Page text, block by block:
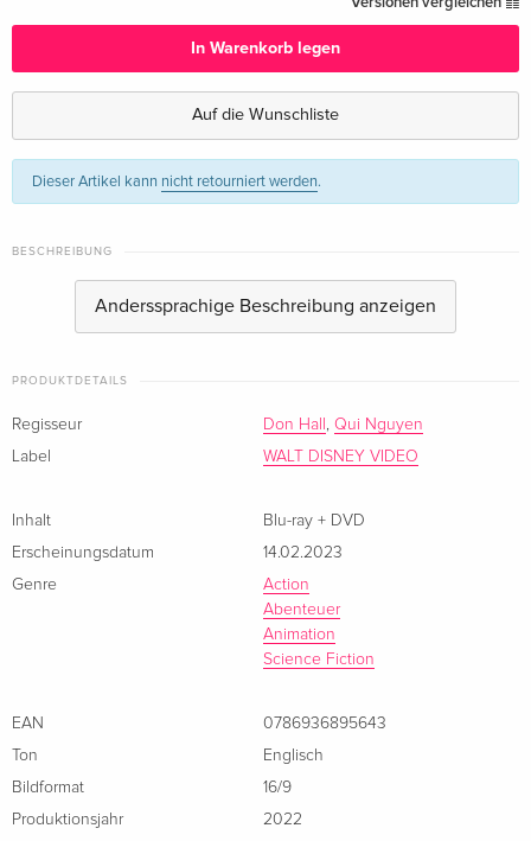
Standard Edition
Englisch · UK Version
CHF 17.50
Blu-ray + DVD — (ausgewählt)
Französisch
Italienisch
Italienisch
In Warenkorb legen
Auf die Wunschliste
Dieser Artikel kann nicht retourniert werden.
BESCHREIBUNG
Anderssprachige Beschreibung anzeigen
PRODUKTDETAILS
Regisseur Don Hall , Qui Nguyen
Label
WALT DISNEY VIDEO
Inhalt
Blu-ray + DVD
Erscheinungsdatum
14.02.2023
Genre
Action
Abenteuer
Animation
Science Fiction
EAN
0786936895643
Ton
Englisch
Bildformat
16/9
Produktionsjahr
2022